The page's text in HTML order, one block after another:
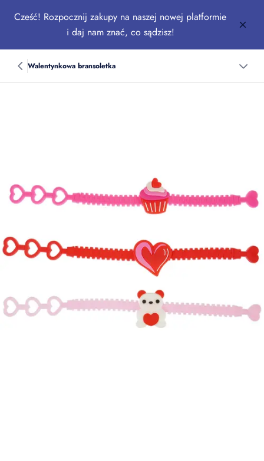
Cześć! Rozpocznij zakupy na naszej nowej platformie
i daj nam znać, co sądzisz!
Walentynkowa bransoletka